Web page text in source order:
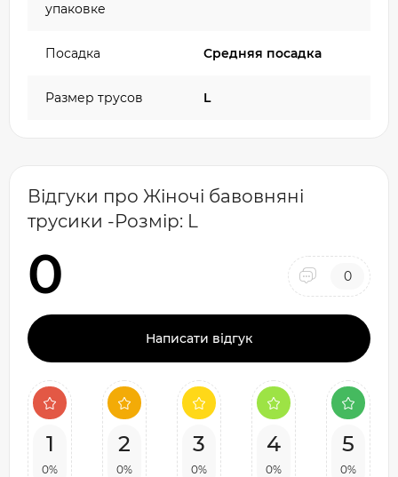
упаковке
Посадка Средняя посадка
Размер трусов L
Відгуки про Жіночі бавовняні
трусики -Розмір: L
0 0
Написати відгук
1
0%
2
0%
3
0%
4
0%
5
0%